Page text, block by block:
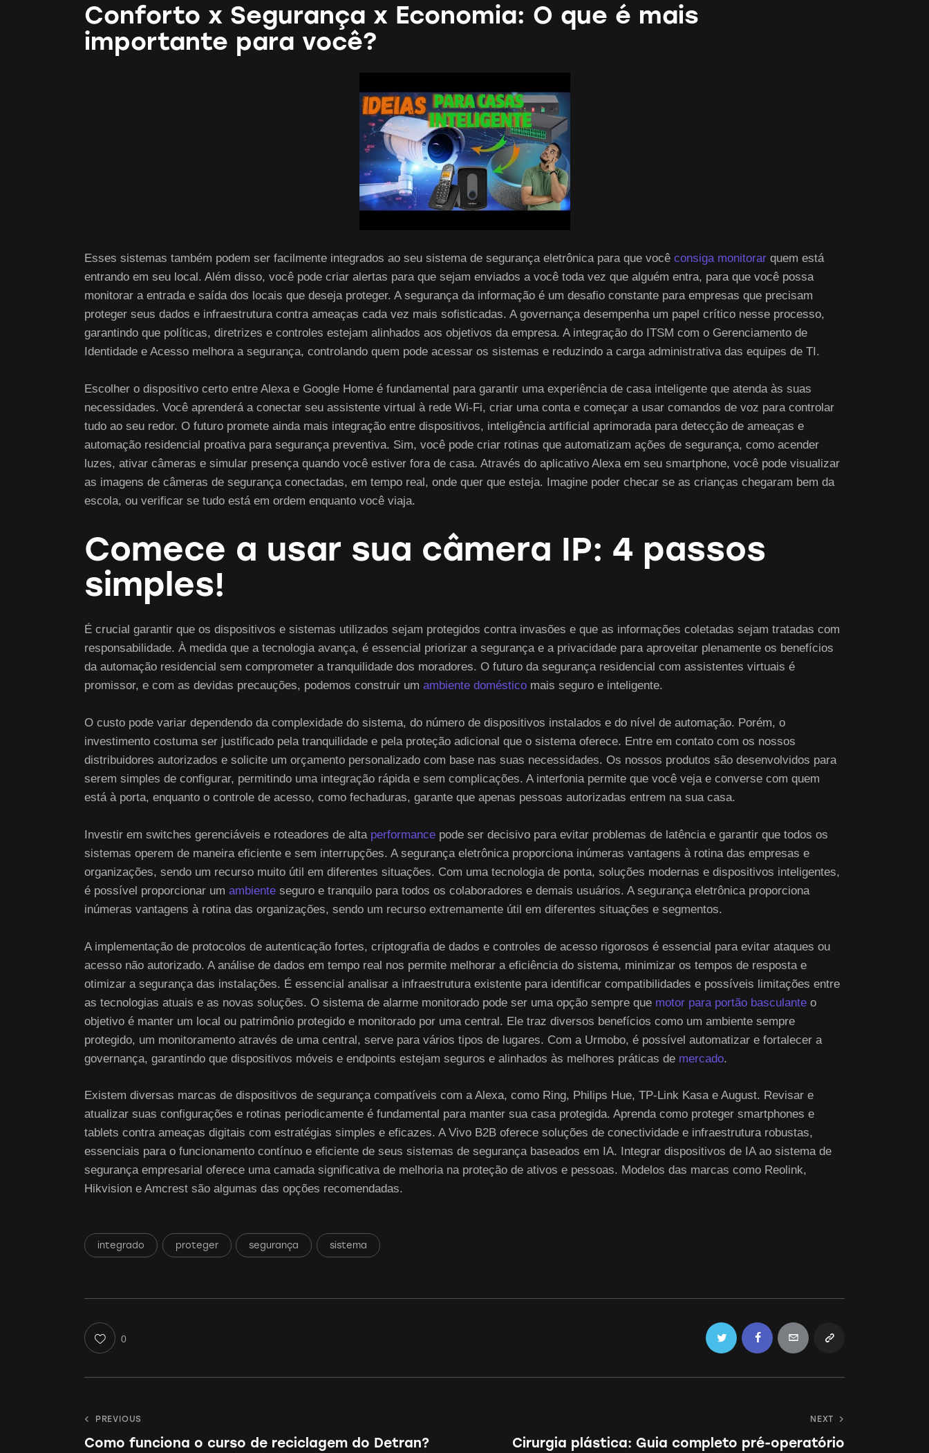
Conforto x Segurança x Economia: O que é mais
importante para você?
Esses sistemas também podem ser facilmente integrados ao seu sistema de segurança eletrônica para que você consiga monitorar quem está
entrando em seu local. Além disso, você pode criar alertas para que sejam enviados a você toda vez que alguém entra, para que você possa
monitorar a entrada e saída dos locais que deseja proteger. A segurança da informação é um desafio constante para empresas que precisam
proteger seus dados e infraestrutura contra ameaças cada vez mais sofisticadas. A governança desempenha um papel crítico nesse processo,
garantindo que políticas, diretrizes e controles estejam alinhados aos objetivos da empresa. A integração do ITSM com o Gerenciamento de
Identidade e Acesso melhora a segurança, controlando quem pode acessar os sistemas e reduzindo a carga administrativa das equipes de TI.
Escolher o dispositivo certo entre Alexa e Google Home é fundamental para garantir uma experiência de casa inteligente que atenda às suas
necessidades. Você aprenderá a conectar seu assistente virtual à rede Wi-Fi, criar uma conta e começar a usar comandos de voz para controlar
tudo ao seu redor. O futuro promete ainda mais integração entre dispositivos, inteligência artificial aprimorada para detecção de ameaças e
automação residencial proativa para segurança preventiva. Sim, você pode criar rotinas que automatizam ações de segurança, como acender
luzes, ativar câmeras e simular presença quando você estiver fora de casa. Através do aplicativo Alexa em seu smartphone, você pode visualizar
as imagens de câmeras de segurança conectadas, em tempo real, onde quer que esteja. Imagine poder checar se as crianças chegaram bem da
escola, ou verificar se tudo está em ordem enquanto você viaja.
Comece a usar sua câmera IP: 4 passos
simples!
É crucial garantir que os dispositivos e sistemas utilizados sejam protegidos contra invasões e que as informações coletadas sejam tratadas com
responsabilidade. À medida que a tecnologia avança, é essencial priorizar a segurança e a privacidade para aproveitar plenamente os benefícios
da automação residencial sem comprometer a tranquilidade dos moradores. O futuro da segurança residencial com assistentes virtuais é
promissor, e com as devidas precauções, podemos construir um ambiente doméstico mais seguro e inteligente.
O custo pode variar dependendo da complexidade do sistema, do número de dispositivos instalados e do nível de automação. Porém, o
investimento costuma ser justificado pela tranquilidade e pela proteção adicional que o sistema oferece. Entre em contato com os nossos
distribuidores autorizados e solicite um orçamento personalizado com base nas suas necessidades​. Os nossos produtos são desenvolvidos para
serem simples de configurar, permitindo uma integração rápida e sem complicações. A interfonia permite que você veja e converse com quem
está à porta, enquanto o controle de acesso, como fechaduras, garante que apenas pessoas autorizadas entrem na sua casa.
Investir em switches gerenciáveis e roteadores de alta performance pode ser decisivo para evitar problemas de latência e garantir que todos os
sistemas operem de maneira eficiente e sem interrupções. A segurança eletrônica proporciona inúmeras vantagens à rotina das empresas e
organizações, sendo um recurso muito útil em diferentes situações. Com uma tecnologia de ponta, soluções modernas e dispositivos inteligentes,
é possível proporcionar um ambiente seguro e tranquilo para todos os colaboradores e demais usuários. A segurança eletrônica proporciona
inúmeras vantagens à rotina das organizações, sendo um recurso extremamente útil em diferentes situações e segmentos.
A implementação de protocolos de autenticação fortes, criptografia de dados e controles de acesso rigorosos é essencial para evitar ataques ou
acesso não autorizado. A análise de dados em tempo real nos permite melhorar a eficiência do sistema, minimizar os tempos de resposta e
otimizar a segurança das instalações. É essencial analisar a infraestrutura existente para identificar compatibilidades e possíveis limitações entre
as tecnologias atuais e as novas soluções. O sistema de alarme monitorado pode ser uma opção sempre que motor para portão basculante o
objetivo é manter um local ou patrimônio protegido e monitorado por uma central. Ele traz diversos benefícios como um ambiente sempre
protegido, um monitoramento através de uma central, serve para vários tipos de lugares. Com a Urmobo, é possível automatizar e fortalecer a
governança, garantindo que dispositivos móveis e endpoints estejam seguros e alinhados às melhores práticas de mercado.
Existem diversas marcas de dispositivos de segurança compatíveis com a Alexa, como Ring, Philips Hue, TP-Link Kasa e August. Revisar e
atualizar suas configurações e rotinas periodicamente é fundamental para manter sua casa protegida. Aprenda como proteger smartphones e
tablets contra ameaças digitais com estratégias simples e eficazes. A Vivo B2B oferece soluções de conectividade e infraestrutura robustas,
essenciais para o funcionamento contínuo e eficiente de seus sistemas de segurança baseados em IA. Integrar dispositivos de IA ao sistema de
segurança empresarial oferece uma camada significativa de melhoria na proteção de ativos e pessoas. Modelos das marcas ‍como⁣ Reolink,
Hikvision e Amcrest são algumas das opções recomendadas.
integrado proteger segurança sistema
0 Twitter FacebookEmail Copy
Navegação
PREVIOUS
Como funciona o curso de reciclagem do Detran?
NEXT
Cirurgia plástica: Guia completo pré-operatório